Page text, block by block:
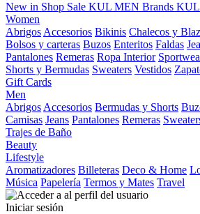
New in Shop Sale KUL MEN Brands
Women
Abrigos Accesorios Bikinis Chalecos y
Bolsos y carteras Buzos Enteritos Faldas
Pantalones Remeras Ropa Interior
Shorts y Bermudas Sweaters Vestidos
Gift Cards
Men
Abrigos Accesorios Bermudas y Shorts
Camisas Jeans Pantalones Remeras
Trajes de Baño
Beauty
Lifestyle
Aromatizadores Billeteras Deco & Home
Música Papelería Termos y Mates Travel
Iniciar sesión